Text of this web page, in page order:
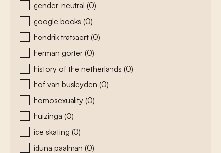
gender-neutral (0)
google books (0)
hendrik tratsaert (0)
herman gorter (0)
history of the netherlands (0)
hof van busleyden (0)
homosexuality (0)
huizinga (0)
ice skating (0)
iduna paalman (0)